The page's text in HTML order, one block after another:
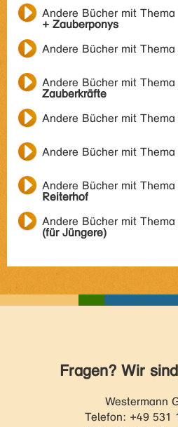
Andere Bücher mit Thema
+ Zauberponys
Andere Bücher mit Thema
Andere Bücher mit Thema
Zauberkräfte
Andere Bücher mit Thema
Andere Bücher mit Thema
Andere Bücher mit Thema
Reiterhof
Andere Bücher mit Thema
(für Jüngere)